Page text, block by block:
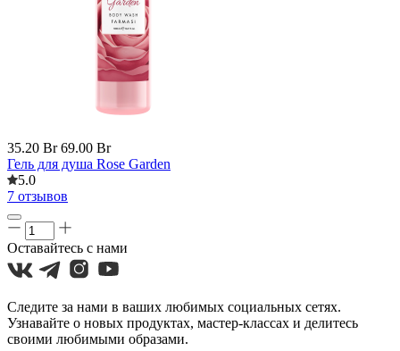
35.20 Br 69.00 Br
Гель для душа Rose Garden
5.0
7 отзывов
Оставайтесь с нами
Следите за нами в ваших любимых социальных сетях.
Узнавайте о новых продуктах, мастер-классах и делитесь
своими любимыми образами.